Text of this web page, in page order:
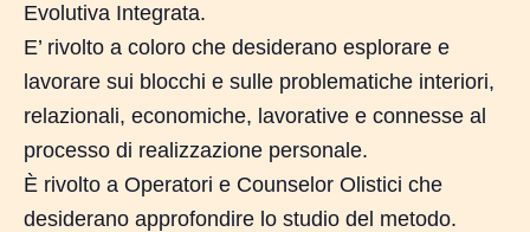
Evolutiva Integrata.
E’ rivolto a coloro che desiderano esplorare e
lavorare sui blocchi e sulle problematiche interiori,
relazionali, economiche, lavorative e connesse al
processo di realizzazione personale.
È rivolto a Operatori e Counselor Olistici che
desiderano approfondire lo studio del metodo.